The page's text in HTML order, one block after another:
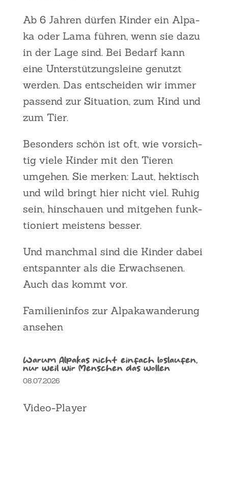
Ab 6 Jah­ren dür­fen Kin­der ein Alpa­
ka oder Lama füh­ren, wenn sie dazu
in der Lage sind. Bei Bedarf kann
eine Unter­stüt­zungs­lei­ne genutzt
wer­den. Das ent­schei­den wir immer
pas­send zur Situa­ti­on, zum Kind und
zum Tier.
Beson­ders schön ist oft, wie vor­sich­
tig vie­le Kin­der mit den Tie­ren
umge­hen. Sie mer­ken: Laut, hek­tisch
und wild bringt hier nicht viel. Ruhig
sein, hin­schau­en und mit­ge­hen funk­
tio­niert meis­tens bes­ser.
Und manch­mal sind die Kin­der dabei
ent­spann­ter als die Erwach­se­nen.
Auch das kommt vor.
Fami­li­en­in­fos zur Alpa­ka­wan­de­rung
anse­hen
War­um Alpa­kas nicht ein­fach los­lau­fen,
nur weil wir Men­schen das wol­len
08.07.2026
Video-Player